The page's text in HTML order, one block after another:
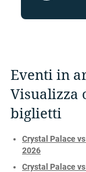
Eventi in
Visualizza
biglietti
Crystal Palace
2026
Crystal Palace